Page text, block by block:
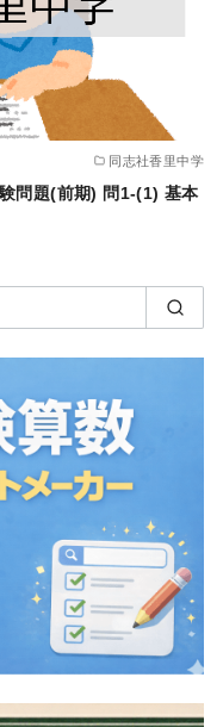
同志社香里中学
問題(前期) 問1-(1) 基本